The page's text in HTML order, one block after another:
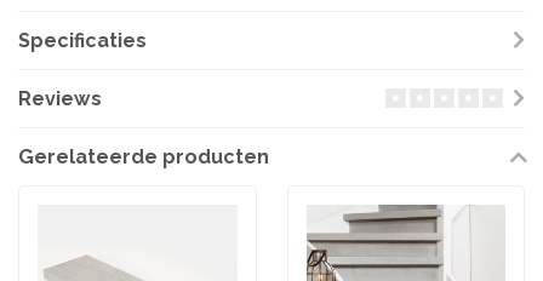
Specificaties
Reviews
Gerelateerde producten